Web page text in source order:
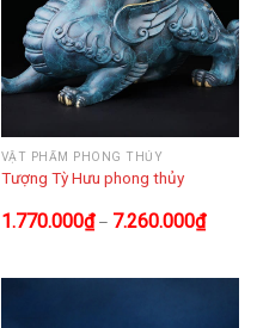
VẬT PHẨM PHONG THỦY
Tượng Tỳ Hưu phong thủy
1.770.000₫– 7.260.000₫